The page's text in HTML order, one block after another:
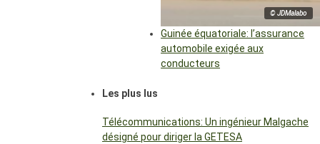
© JDMalabo
Guinée équatoriale: l’assurance
automobile exigée aux
conducteurs
Les plus lus
Télécommunications: Un ingénieur Malgache
désigné pour diriger la GETESA